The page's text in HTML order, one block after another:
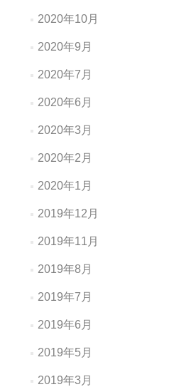
2020年10月
2020年9月
2020年7月
2020年6月
2020年3月
2020年2月
2020年1月
2019年12月
2019年11月
2019年8月
2019年7月
2019年6月
2019年5月
2019年3月